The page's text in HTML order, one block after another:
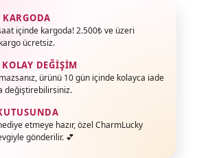
KARGODA
içinde kargoda! 2.500₺ ve üzeri
ücretsiz.
DEĞIŞIM
ürünü 10 gün içinde kolayca iade
değiştirebilirsiniz.
etmeye hazır, özel CharmLucky
gönderilir. 💕